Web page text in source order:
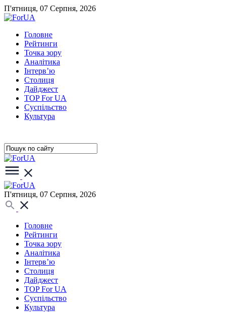
П'ятниця, 07 Серпня, 2026
Головне
Рейтинги
Точка зору
Аналітика
Інтерв’ю
Столиця
Дайджест
TOP For UA
Суспiльство
Культура
П'ятниця, 07 Серпня, 2026
Головне
Рейтинги
Точка зору
Аналітика
Інтерв’ю
Столиця
Дайджест
TOP For UA
Суспiльство
Культура